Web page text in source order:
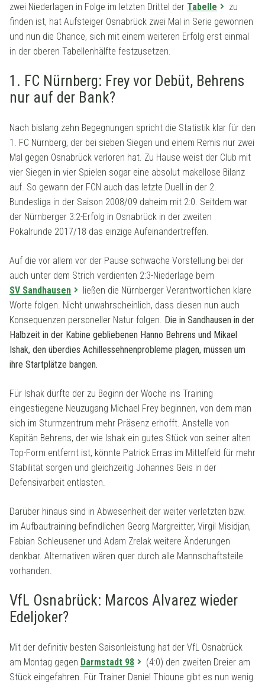
zwei Niederlagen in Folge im letzten Drittel der Tabelle
zu
finden ist, hat Aufsteiger Osnabrück zwei Mal in Serie gewonnen
und nun die Chance, sich mit einem weiteren Erfolg erst einmal
in der oberen Tabellenhälfte festzusetzen.
1. FC Nürnberg: Frey vor Debüt, Behrens
nur auf der Bank?
Nach bislang zehn Begegnungen spricht die Statistik klar für den
1. FC Nürnberg, der bei sieben Siegen und einem Remis nur zwei
Mal gegen Osnabrück verloren hat. Zu Hause weist der Club mit
vier Siegen in vier Spielen sogar eine absolut makellose Bilanz
auf. So gewann der FCN auch das letzte Duell in der 2.
Bundesliga in der Saison 2008/09 daheim mit 2:0. Seitdem war
der Nürnberger 3:2-Erfolg in Osnabrück in der zweiten
Pokalrunde 2017/18 das einzige Aufeinandertreffen.
Auf die vor allem vor der Pause schwache Vorstellung bei der
auch unter dem Strich verdienten 2:3-Niederlage beim
SV Sandhausen
ließen die Nürnberger Verantwortlichen klare
Worte folgen. Nicht unwahrscheinlich, dass diesen nun auch
Konsequenzen personeller Natur folgen. Die in Sandhausen in der
Halbzeit in der Kabine gebliebenen Hanno Behrens und Mikael
Ishak, den überdies Achillessehnenprobleme plagen, müssen um
ihre Startplätze bangen.
Für Ishak dürfte der zu Beginn der Woche ins Training
eingestiegene Neuzugang Michael Frey beginnen, von dem man
sich im Sturmzentrum mehr Präsenz erhofft. Anstelle von
Kapitän Behrens, der wie Ishak ein gutes Stück von seiner alten
Top-Form entfernt ist, könnte Patrick Erras im Mittelfeld für mehr
Stabilität sorgen und gleichzeitig Johannes Geis in der
Defensivarbeit entlasten.
Darüber hinaus sind in Abwesenheit der weiter verletzten bzw.
im Aufbautraining befindlichen Georg Margreitter, Virgil Misidjan,
Fabian Schleusener und Adam Zrelak weitere Änderungen
denkbar. Alternativen wären quer durch alle Mannschaftsteile
vorhanden.
VfL Osnabrück: Marcos Alvarez wieder
Edeljoker?
Mit der definitiv besten Saisonleistung hat der VfL Osnabrück
am Montag gegen Darmstadt 98
(4:0) den zweiten Dreier am
Stück eingefahren. Für Trainer Daniel Thioune gibt es nun wenig